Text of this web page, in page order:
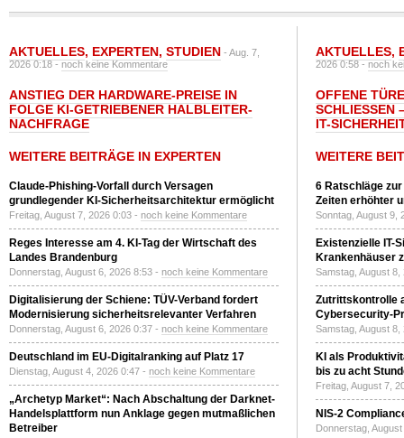
AKTUELLES, EXPERTEN, STUDIEN - Aug. 7,
2026 0:18 -noch keine Kommentare
ANSTIEG DER HARDWARE-PREISE IN
FOLGE KI-GETRIEBENER HALBLEITER-
NACHFRAGE
WEITERE BEITRÄGE IN EXPERTEN
Claude-Phishing-Vorfall durch Versagen
grundlegender KI-Sicherheitsarchitektur ermöglicht
Freitag, August 7, 2026 0:03 - noch keine Kommentare
Reges Interesse am 4. KI-Tag der Wirtschaft des
Landes Brandenburg
Donnerstag, August 6, 2026 8:53 - noch keine Kommentare
Digitalisierung der Schiene: TÜV-Verband fordert
Modernisierung sicherheitsrelevanter Verfahren
Donnerstag, August 6, 2026 0:37 - noch keine Kommentare
Deutschland im EU-Digitalranking auf Platz 17
Dienstag, August 4, 2026 0:47 - noch keine Kommentare
„Archetyp Market“: Nach Abschaltung der Darknet-
Handelsplattform nun Anklage gegen mutmaßlichen
Betreiber
AKTUELLES,
2026 0:58 -noch
OFFENE
SCHLIESSEN
T-
WEITERE
6 Ratschläge
Zeiten erhöhter
Sonntag, August 9,
Existenzielle IT-
Krankenhäuser
Samstag, August
Zutrittskontrolle
Cybersecurity-
Samstag, August
KI als
bis zu acht
Freitag, August 7,
NIS-2
Donnerstag,